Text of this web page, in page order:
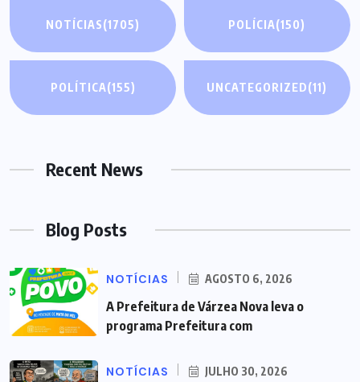
NOTÍCIAS(1705) POLÍCIA(150)
POLÍTICA(155) UNCATEGORIZED(11)
Recent News
Blog Posts
NOTÍCIAS AGOSTO 6, 2026
A Prefeitura de Várzea Nova leva o
programa Prefeitura com
NOTÍCIAS JULHO 30, 2026